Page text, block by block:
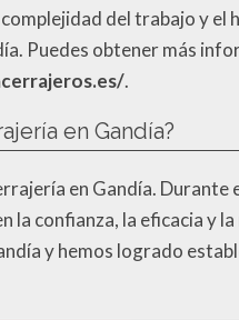
del trabajo y el
Puedes obtener más
.
en Gandía?
en Gandía. Durante
la confianza, la eficacia y
y hemos logrado